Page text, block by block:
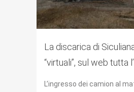
La discarica di
“virtuali”, sul web tutta
L’ingresso dei camion al